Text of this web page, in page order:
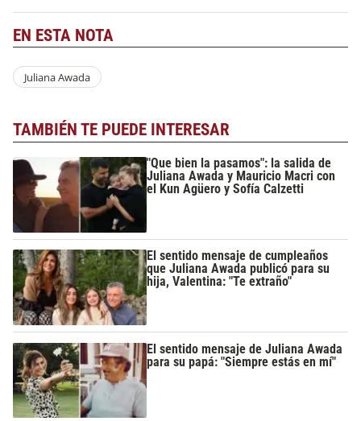
EN ESTA NOTA
Juliana Awada
TAMBIÉN TE PUEDE INTERESAR
"Que bien la pasamos": la salida de
Juliana Awada y Mauricio Macri con
el Kun Agüero y Sofía Calzetti
El sentido mensaje de cumpleaños
que Juliana Awada publicó para su
hija, Valentina: "Te extraño"
El sentido mensaje de Juliana Awada
para su papá: "Siempre estás en mí"